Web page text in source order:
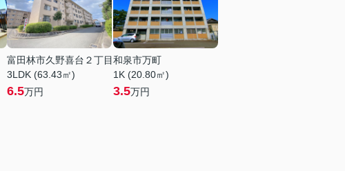
富田林市久野喜台２丁目
3LDK (63.43㎡)
6.5万円
和泉市万町
1K (20.80㎡)
3.5万円